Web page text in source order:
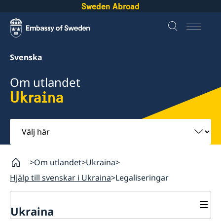
Sweden Abroad
Svenska
Om utlandet
Ukraina
Välj
här
Om utlandet Ukraina
Hjälp till svenskar i Ukraina Legaliseringar
Ukraina